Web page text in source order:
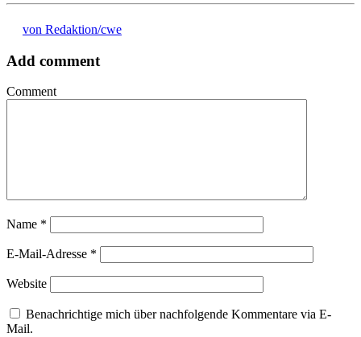
von Redaktion/cwe
Add comment
Comment
Name *
E-Mail-Adresse *
Website
Benachrichtige mich über nachfolgende Kommentare via E-
Mail.